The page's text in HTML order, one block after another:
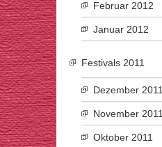
Februar 2012
Januar 2012
Festivals 2011
Dezember 2011
November 2011
Oktober 2011